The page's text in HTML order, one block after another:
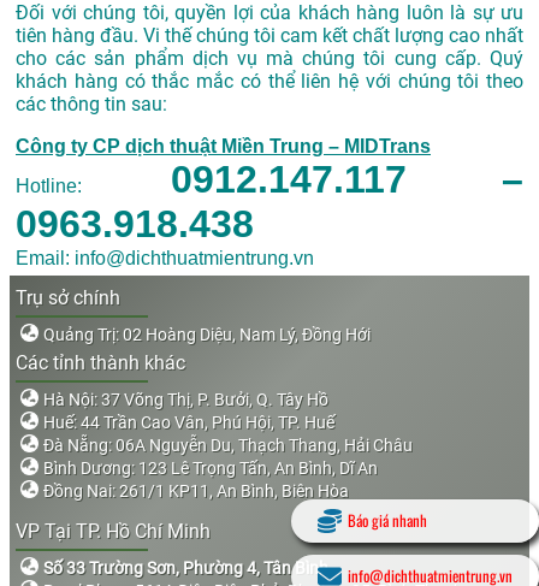
Đối với chúng tôi, quyền lợi của khách hàng luôn là sự ưu
tiên hàng đầu. Vi thế chúng tôi cam kết chất lượng cao nhất
cho các sản phẩm dịch vụ mà chúng tôi cung cấp. Quý
khách hàng có thắc mắc có thể liên hệ với chúng tôi theo
các thông tin sau:
Công ty CP dịch thuật Miền Trung – MIDTrans
Hotline: 0912.147.117 –
0963.918.438
Email: info@dichthuatmientrung.vn
Trụ sở chính
Quảng Trị: 02 Hoàng Diệu, Nam Lý, Đồng Hới
Các tỉnh thành khác
Hà Nội: 37 Võng Thị, P. Bưởi, Q. Tây Hồ
Huế: 44 Trần Cao Vân, Phú Hội, TP. Huế
Đà Nẵng: 06A Nguyễn Du, Thạch Thang, Hải Châu
Bình Dương: 123 Lê Trọng Tấn, An Bình, Dĩ An
Đồng Nai: 261/1 KP11, An Bình, Biên Hòa
VP Tại TP. Hồ Chí Minh
Số 33 Trường Sơn, Phường 4, Tân Bình
Báo giá nhanh
info@dichthuatmientrung.vn